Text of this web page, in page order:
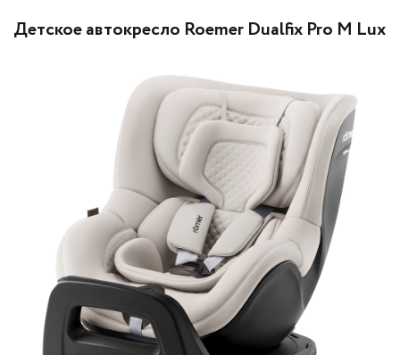
Детское автокресло Roemer Dualfix Pro M Lux